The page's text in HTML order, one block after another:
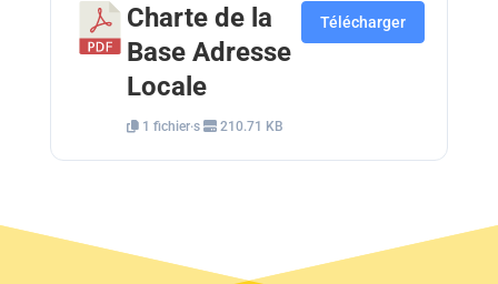
Charte de la
Base Adresse
Locale
1 fichier·s 210.71 KB
Télécharger